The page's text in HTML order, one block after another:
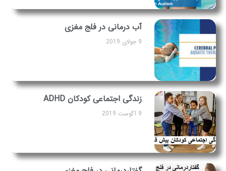
آب درمانی در فلج مغزی
9 جولای 2019
زندگی اجتماعی کودکان ADHD
9 آگوست 2019